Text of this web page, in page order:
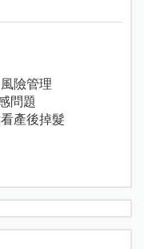
險管理
問題
產後掉髮